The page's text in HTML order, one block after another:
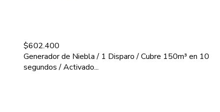
$602.400
Generador de Niebla / 1 Disparo / Cubre 150m³ en 10
segundos / Activado...